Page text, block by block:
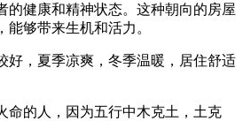
的健康和精神状态。这种朝向的房屋
够带来生机和活力。
好，夏季凉爽，冬季温暖，居住舒适
命的人，因为五行中木克土，土克